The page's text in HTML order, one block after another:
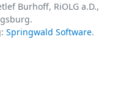
Burhoff, RiOLG a.D.,
Springwald Software.